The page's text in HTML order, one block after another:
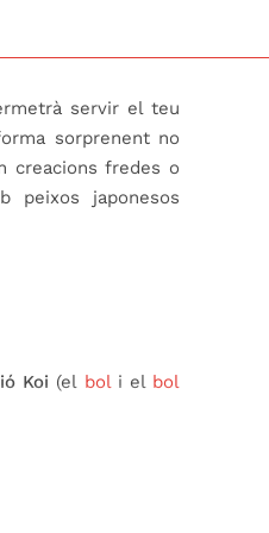
servir el teu
sorprenent no
creacions fredes o
peixos japonesos
Koi (el boli el bol
ja que el